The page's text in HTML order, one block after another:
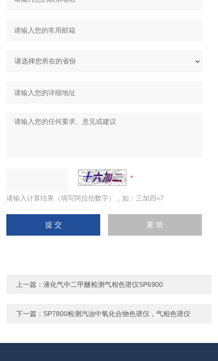
请输入计算结果（填写阿拉伯数字），如：三加四=7
上一篇：液化气中二甲醚检测气相色谱仪SP6900
下一篇： SP7800检测汽油中氧化合物色谱仪，气相色谱仪